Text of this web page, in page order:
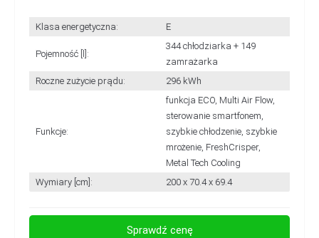
Klasa energetyczna: E
Pojemność [l]:
344 chłodziarka + 149
zamrażarka
Roczne zużycie prądu:
296 kWh
Funkcje:
funkcja ECO, Multi Air Flow,
sterowanie smartfonem,
szybkie chłodzenie, szybkie
mrożenie, FreshCrisper,
Metal Tech Cooling
Wymiary [cm]:
200 x 70.4 x 69.4
Sprawdź cenę